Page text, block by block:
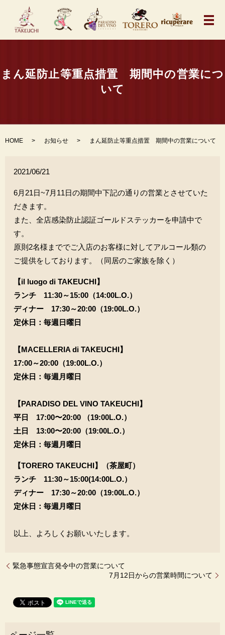
メ
まん延防止等重点措置 期間中の営業につ
いて
HOME お知らせ まん延防止等重点措置 期間中の営業について
2021/06/21
6月21日~7月11日の期間中下記の通りの営業とさせていた
だきます。
また、全店感染防止認証ゴールドステッカーを申請中で
す。
原則2名様まででご入店のお客様に対してアルコール類の
ご提供をしております。（同居のご家族を除く）
【il luogo di TAKEUCHI】
ランチ 11:30～15:00（14:00L.O.）
ディナー 17:30～20:00（19:00L.O.）
定休日：毎週日曜日
【MACELLERIA di TAKEUCHI】
17:00～20:00（19:00L.O.）
定休日：毎週月曜日
【PARADISO DEL VINO TAKEUCHI】
平日 17:00〜20:00 （19:00L.O.）
土日 13:00〜20:00（19:00L.O.）
定休日：毎週月曜日
【TORERO TAKEUCHI】（茶屋町）
ランチ 11:30～15:00(14:00L.O.）
ディナー 17:30～20:00（19:00L.O.）
定休日：毎週月曜日
以上、よろしくお願いいたします。
緊急事態宣言発令中の営業について
7月12日からの営業時間について